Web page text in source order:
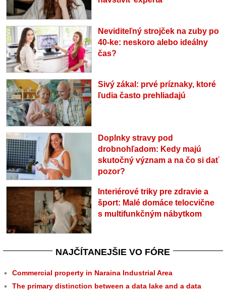
Neviditeľný strojček na zuby po
40-ke: neskoro alebo ideálny
čas?
Sivý zákal: prvé príznaky, ktoré
ľudia často prehliadajú
Doplnky stravy pod
drobnohľadom: Kedy majú
skutočný význam a na čo si dať
pozor?
Interiérové triky pre zdravie a
šport: Malé domáce telocvične
s multifunkčným nábytkom
NAJČÍTANEJŠIE VO FÓRE
Commercial property in Naraina Industrial Area
The primary distinction between a data lake and a data